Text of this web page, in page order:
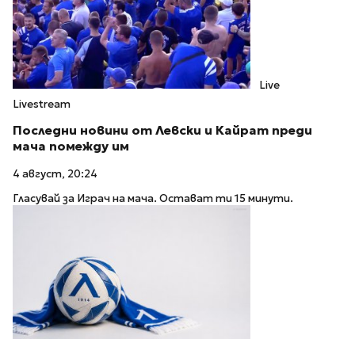
Live
Livestream
Последни новини от Левски и Кайрат преди
мача помежду им
4 август, 20:24
Гласувай за Играч на мача. Остават ти 15 минути.